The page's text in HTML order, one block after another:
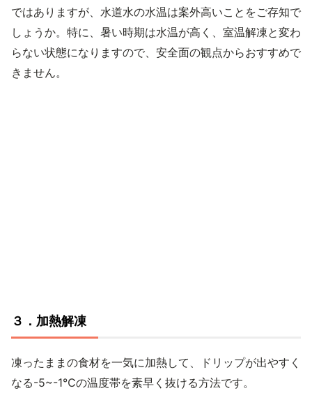
ではありますが、水道水の水温は案外高いことをご存知で
しょうか。特に、暑い時期は水温が高く、室温解凍と変わ
らない状態になりますので、安全面の観点からおすすめで
きません。
３．加熱解凍
凍ったままの食材を一気に加熱して、ドリップが出やすく
なる-5~-1℃の温度帯を素早く抜ける方法です。